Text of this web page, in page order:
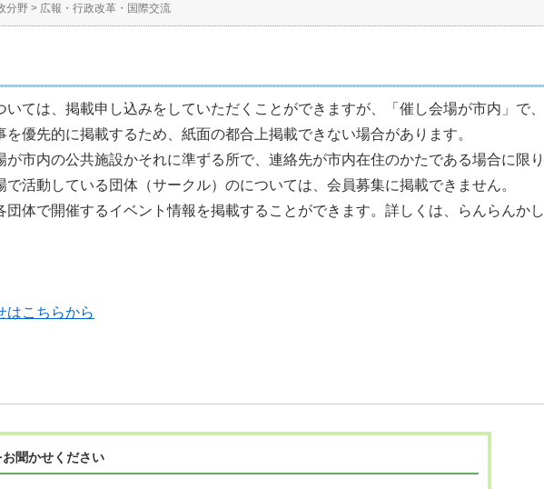
分野 > 広報・行政改革・国際交流
いては、掲載申し込みをしていただくことができますが、「催し会場が市内」で、
を優先的に掲載するため、紙面の都合上掲載できない場合があります。
が市内の公共施設かそれに準ずる所で、連絡先が市内在住のかたである場合に限り
活動している団体（サークル）のについては、会員募集に掲載できません。
団体で開催するイベント情報を掲載することができます。詳しくは、らんらんかし
こちらから
聞かせください